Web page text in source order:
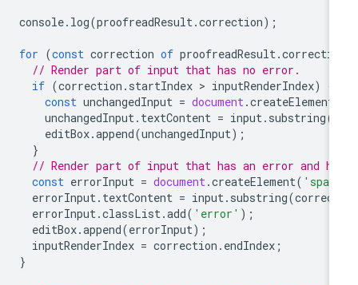
console.log(proofreadResult.correction
for (const correction of proofreadResult.
// Render part of input that has no error.
if (correction.startIndex > inputRenderIndex
const unchangedInput = document.createElement
unchangedInput.textContent = input.substring
editBox.append(unchangedInput
// Render part of input that has an error and
const errorInput = document.createElement(
errorInput.textContent = input.substring(
errorInput.classList.add('error'
editBox.append(errorInput
inputRenderIndex
= correction.endIndex